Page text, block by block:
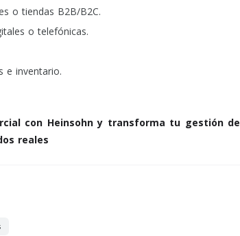
o tiendas B2B/B2C.
o telefónicas.
e inventario.
con Heinsohn y transforma tu gestión de
reales